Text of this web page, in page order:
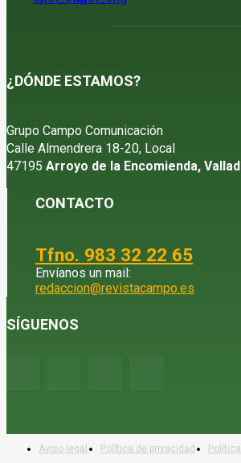
¿DÓNDE ESTAMOS?
Grupo Campo Comunicación
Calle Almendrera 18-20, Local
47195 Arroyo de la Encomienda,
CONTACTO
Tfno. 983 32 22 65
Envíanos un mail:
redaccion@revistacampo.es
SÍGUENOS
Aviso legal Política de privacidad